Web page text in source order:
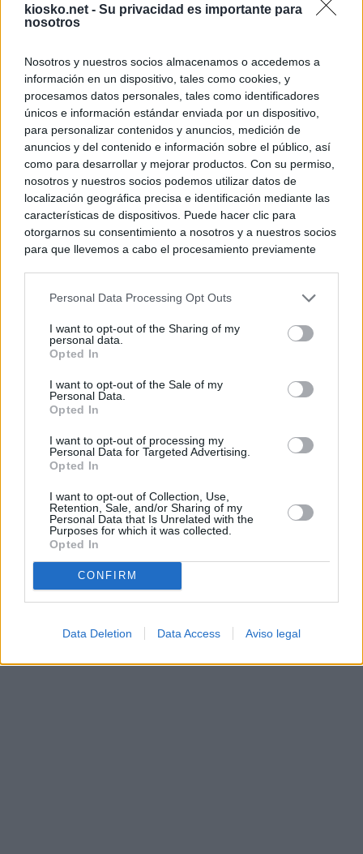
kiosko.net - Su privacidad es importante para
nosotros
Nosotros y nuestros socios almacenamos o accedemos a
información en un dispositivo, tales como cookies, y
procesamos datos personales, tales como identificadores
únicos e información estándar enviada por un dispositivo,
para personalizar contenidos y anuncios, medición de
anuncios y del contenido e información sobre el público, así
como para desarrollar y mejorar productos. Con su permiso,
nosotros y nuestros socios podemos utilizar datos de
localización geográfica precisa e identificación mediante las
características de dispositivos. Puede hacer clic para
otorgarnos su consentimiento a nosotros y a nuestros socios
para que llevemos a cabo el procesamiento previamente
negar su consentimiento. Tenga en cuenta que algún
de su consentimiento, pero usted tiene el derecho de
rechazar tal procesamiento. Sus preferencias se aplicarán
cualquier momento entrando de nuevo en este sitio web o
visitando nuestra política de privacidad.
Personal Data Processing Opt Outs
I want to opt-out of the Sharing of my
personal data.
Opted In
I want to opt-out of the Sale of my
Personal Data.
Opted In
I want to opt-out of processing my
Personal Data for Targeted Advertising.
Opted In
I want to opt-out of Collection, Use,
Retention, Sale, and/or Sharing of my
Personal Data that Is Unrelated with the
Purposes for which it was collected.
Opted In
CONFIRM
Data Deletion Data Access Aviso legal